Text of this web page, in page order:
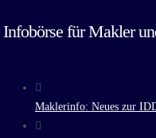
Infobörse für Makler
Maklerinfo: Neues zur